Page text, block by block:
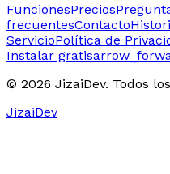
FuncionesPrecios
frecuentesContacto
ServicioPolítica de
Instalar gratis
© 2026 JizaiDev. Todos
JizaiDev